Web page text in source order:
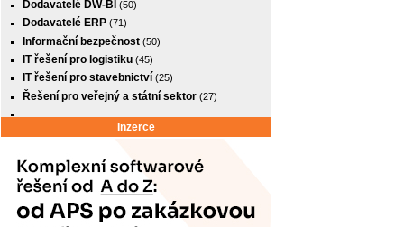
Dodavatelé DW-BI (50)
Dodavatelé ERP (71)
Informační bezpečnost (50)
IT řešení pro logistiku (45)
IT řešení pro stavebnictví (25)
Řešení pro veřejný a státní sektor (27)
Inzerce